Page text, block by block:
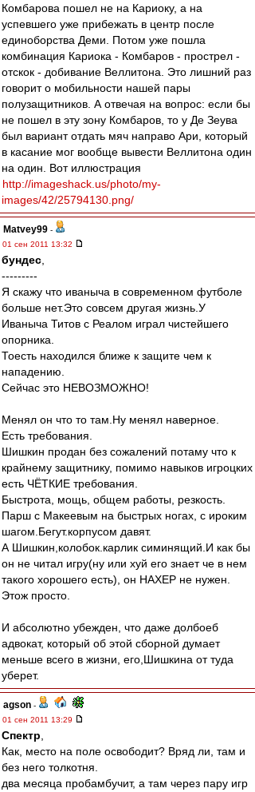
Комбарова пошел не на Кариоку, а на
успевшего уже прибежать в центр после
единоборства Деми. Потом уже пошла
комбинация Кариока - Комбаров - прострел -
отскок - добивание Веллитона. Это лишний раз
говорит о мобильности нашей пары
полузащитников. А отвечая на вопрос: если бы
не пошел в эту зону Комбаров, то у Де Зеува
был вариант отдать мяч направо Ари, который
в касание мог вообще вывести Веллитона один
на один. Вот иллюстрация
http://imageshack.us/photo/my-
images/42/25794130.png/
Matvey99 -
01 сен 2011 13:32
бундес
---------
Я скажу что иваныча в современном футболе
больше нет.Это совсем другая жизнь.У
Иваныча Титов с Реалом играл чистейшего
опорника.
Тоесть находился ближе к защите чем к
нападению.
Сейчас это НЕВОЗМОЖНО!
Менял он что то там.Ну менял наверное.
Есть требования.
Шишкин продан без сожалений потаму что к
крайнему защитнику, помимо навыков игроцких
есть ЧЁТКИЕ требования.
Быстрота, мощь, общем работы, резкость.
Парш с Макеевым на быстрых ногах, с ироким
шагом.Бегут.корпусом давят.
А Шишкин,колобок.карлик симинящий.И как бы
он не читал игру(ну или хуй его знает че в нем
такого хорошего есть), он НАХЕР не нужен.
Этож просто.
И абсолютно убежден, что даже долбоеб
адвокат, который об этой сборной думает
меньше всего в жизни, его,Шишкина от туда
уберет.
agson -
01 сен 2011 13:29
Спектр
Как, место на поле освободит? Вряд ли, там и
без него толкотня.
два месяца пробамбучит, а там через пару игр